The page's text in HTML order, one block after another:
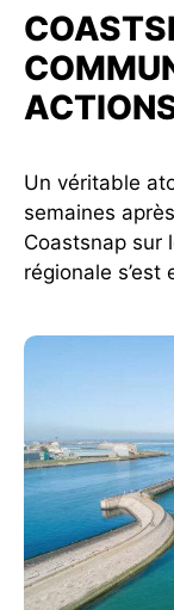
Un véritable
semaines
Coastsnap sur
régionale s’est